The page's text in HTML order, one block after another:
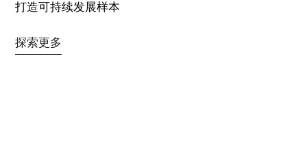
打造可持续发展样本
探索更多